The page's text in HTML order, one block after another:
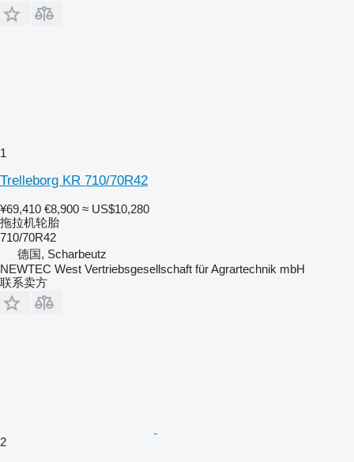
1
Trelleborg KR 710/70R42
¥69,410 €8,900 ≈ US$10,280
拖拉机轮胎
710/70R42
德国, Scharbeutz
NEWTEC West Vertriebsgesellschaft für Agrartechnik mbH
联系卖方
2